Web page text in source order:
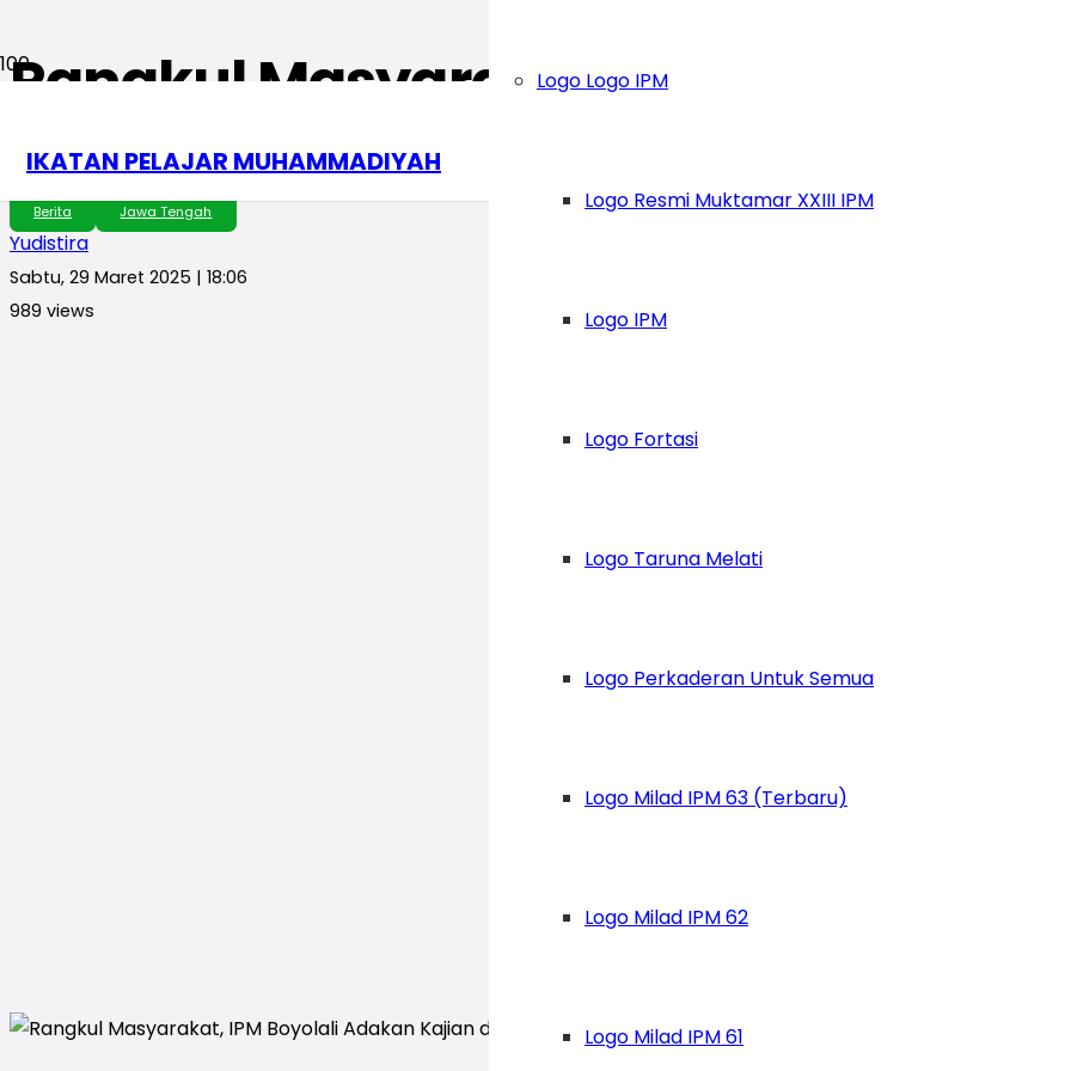
IKATAN PELAJAR MUHAMMADIYAH
Logo Logo IPM
Logo Resmi Muktamar XXIII IPM
Logo IPM
Logo Fortasi
Logo Taruna Melati
Logo Perkaderan Untuk Semua
Logo Milad IPM 63 (Terbaru)
Logo Milad IPM 62
Logo Milad IPM 61
Rangkul Masyarakat, IPM Boyolali
Santunan Bersama Anak Yatim erta
Berita Jawa Tengah
Yudistira
Sabtu, 29 Maret 2025 | 18:06
989 views